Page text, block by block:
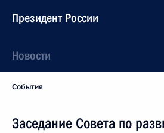
Президент России
Новости
События
Заседание Совета по